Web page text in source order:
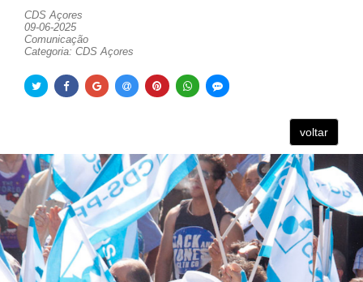
CDS Açores
09-06-2025
Comunicação
Categoria: CDS Açores
voltar